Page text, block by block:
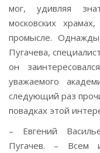
мог, удивляя
московских
промысле.
Пугачева,
он
уважаемого
следующий раз
повадках этой
– Евгений
Пугачев. – Всем